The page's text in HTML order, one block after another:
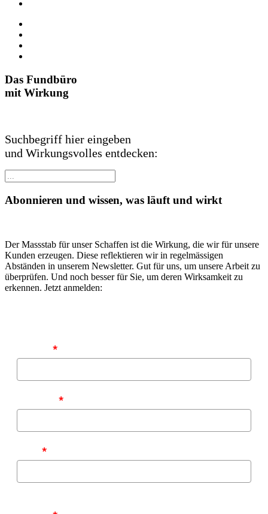
Das Fundbüro
mit Wirkung
Suchbegriff hier eingeben
und Wirkungsvolles entdecken:
Abonnieren und wissen, was läuft und wirkt
Der Massstab für unser Schaffen ist die Wirkung, die wir für unsere
Kunden erzeugen. Diese reflektieren wir in regelmässigen
Abständen in unserem Newsletter. Gut für uns, um unsere Arbeit zu
überprüfen. Und noch besser für Sie, um deren Wirksamkeit zu
erkennen. Jetzt anmelden:
*
*
*